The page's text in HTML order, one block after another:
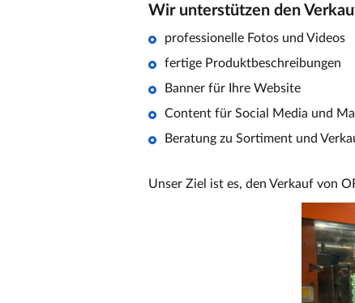
Wir unterstützen den
professionelle Fotos und Videos
fertige Produktbeschreibungen
Banner für Ihre Website
Content für Social Media und
Beratung zu Sortiment und
Unser Ziel ist es, den Verkauf von